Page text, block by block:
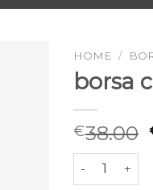
HOME /
borsa
€38.00
borsa